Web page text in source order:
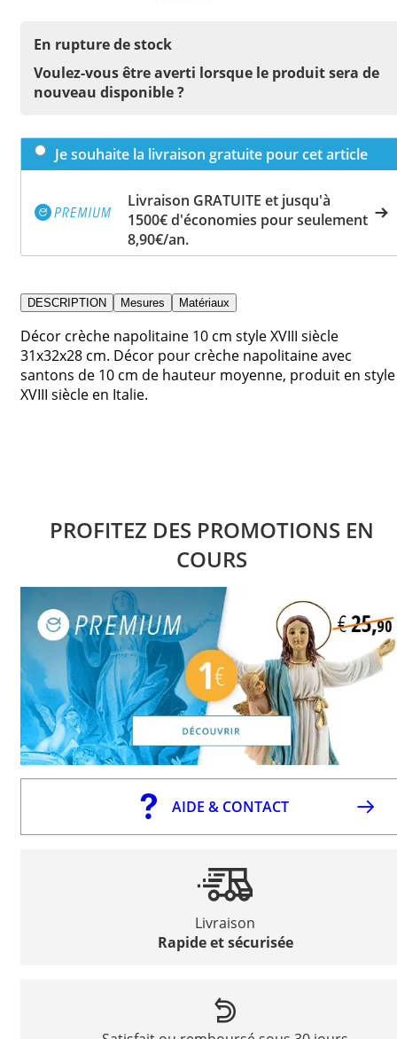
En rupture de stock
Voulez-vous être averti lorsque le produit sera de
nouveau disponible ?
Je souhaite la livraison gratuite pour cet article
Livraison GRATUITE et jusqu'à
1500€ d'économies pour seulement
8,90€/an.
DESCRIPTION Mesures Matériaux
Décor crèche napolitaine 10 cm style XVIII siècle
31x32x28 cm. Décor pour crèche napolitaine avec
santons de 10 cm de hauteur moyenne, produit en style
XVIII siècle en Italie.
PROFITEZ DES PROMOTIONS EN
COURS
AIDE & CONTACT
Livraison
Rapide et sécurisée